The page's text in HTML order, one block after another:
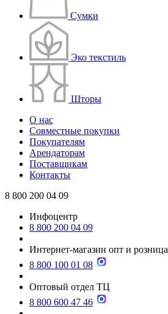
Сумки
Эко текстиль
Шторы
О нас
Совместные покупки
Покупателям
Арендаторам
Поставщикам
Контакты
8 800 200 04 09
Инфоцентр
8 800 200 04 09
Интернет-магазин опт и розница
8 800 100 01 08
Оптовый отдел ТЦ
8 800 600 47 46